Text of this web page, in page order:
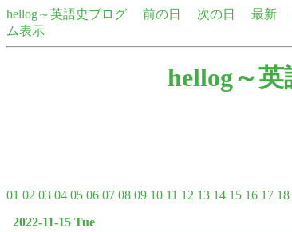
hellog～英語史ブログ 前の日 次の日 最新
ム表示
hellog～
01 02 03 04 05 06 07 08 09 10 11 12 13 14 15 16 17 18
2022-11-15 Tue